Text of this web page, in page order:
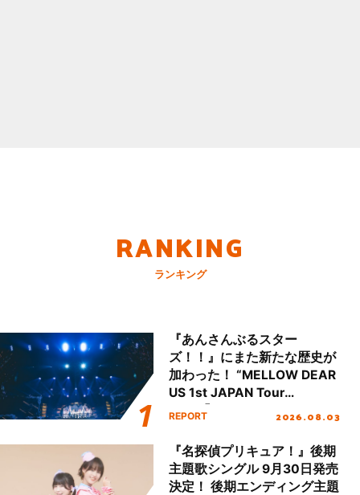
RANKING
ランキング
『あんさんぶるスター
ズ！！』にまた新たな歴史が
加わった！ “MELLOW DEAR
US 1st JAPAN Tour
Final「NICE to meet YOU
ート!!
REPORT 2026.08.03
『名探偵プリキュア！』後期
主題歌シングル 9月30日発売
決定！ 後期エンディング主題